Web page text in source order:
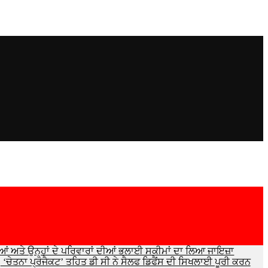
ਅਤੇ ਉਨ੍ਹਾਂ ਦੇ ਪਰਿਵਾਰਾਂ ਦੀਆਂ ਭਲਾਈ ਸਕੀਮਾਂ ਦਾ ਲਿਆ ਜਾਇਜ਼ਾ
‘ਚੇਤਨਾ ਪ੍ਰੋਜੈਕਟ’ ਤਹਿਤ ਡੀ ਸੀ ਨੇ ਸੈਲਫ ਡਿਫੈਂਸ ਦੀ ਸਿਖਲਾਈ ਪੂਰੀ ਕਰਨ